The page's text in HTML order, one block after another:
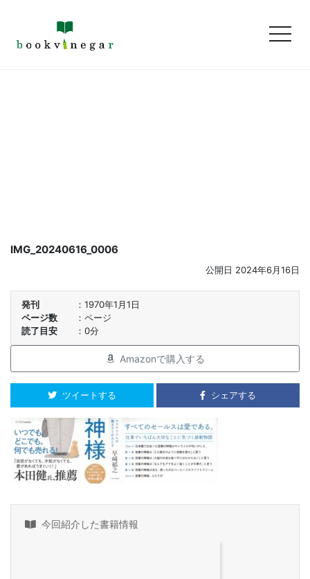
IMG_20240616_0006
公開日 2024年6月16日
発刊
1970年1月1日
ページ数
ページ
読了目安
0分
Amazonで購入する
ツイートする シェアする
今回紹介した書籍情報